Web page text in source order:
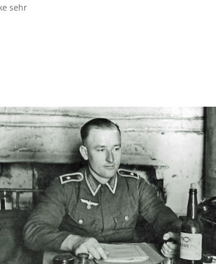
sehr